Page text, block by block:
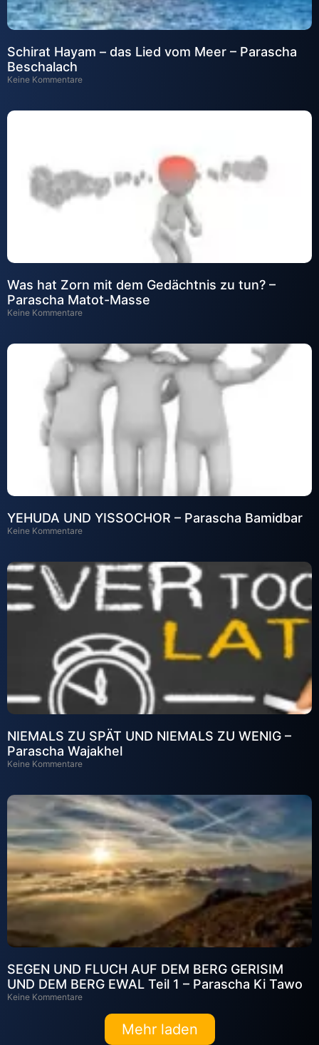
Schirat Hayam – das Lied vom Meer – Parascha
Beschalach
Keine Kommentare
Was hat Zorn mit dem Gedächtnis zu tun? –
Parascha Matot-Masse
Keine Kommentare
YEHUDA UND YISSOCHOR – Parascha Bamidbar
Keine Kommentare
NIEMALS ZU SPÄT UND NIEMALS ZU WENIG –
Parascha Wajakhel
Keine Kommentare
SEGEN UND FLUCH AUF DEM BERG GERISIM
UND DEM BERG EWAL Teil 1 – Parascha Ki Tawo
Keine Kommentare
Mehr laden